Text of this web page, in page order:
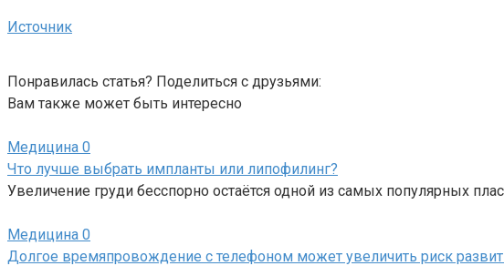
Источник
Понравилась статья? Поделиться с друзьями:
Вам также может быть интересно
Медицина 0
Что лучше выбрать импланты или липофилинг?
Увеличение груди бесспорно остаётся одной из самых популярных
Медицина 0
Долгое времяпровождение с телефоном может увеличить риск